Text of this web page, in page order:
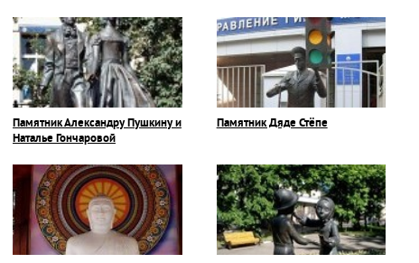
Памятник Александру Пушкину и
Наталье Гончаровой
Памятник Дяде Стёпе